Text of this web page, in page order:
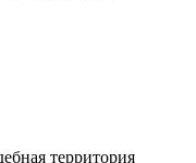
территория